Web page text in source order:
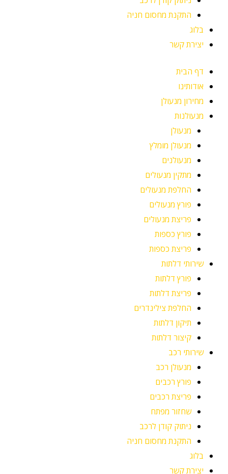
התקנת מחסום חניה
בלוג
יצירת קשר
דף הבית
אודותינו
מחירון מנעולן
מנעולנות
מנעולן
מנעולן מומלץ
מנעולנים
מתקין מנעולים
החלפת מנעולים
פורץ מנעולים
פריצת מנעולים
פורץ כספות
פריצת כספות
שירותי דלתות
פורץ דלתות
פריצת דלתות
החלפת צילינדרים
תיקון דלתות
קיצור דלתות
שירותי רכב
מנעולן רכב
פורץ רכבים
פריצת רכבים
שחזור מפתח
ניתוק קודן לרכב
התקנת מחסום חניה
בלוג
יצירת קשר